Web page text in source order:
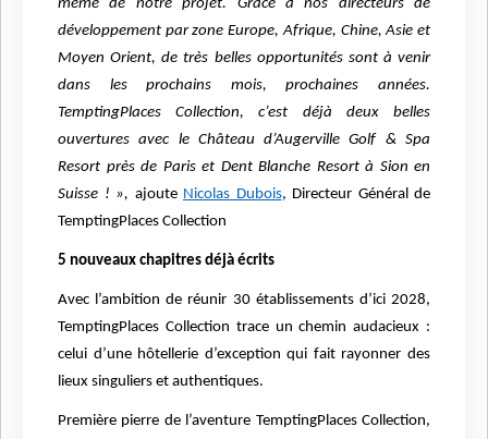
même de notre projet. Grâce à nos directeurs de
développement par zone Europe, Afrique, Chine, Asie et
Moyen Orient, de très belles opportunités sont à venir
dans les prochains mois, prochaines années.
TemptingPlaces Collection, c’est déjà deux belles
ouvertures avec le Château d’Augerville Golf & Spa
Resort près de Paris et Dent Blanche Resort à Sion en
Suisse ! », ajoute Nicolas Dubois, Directeur Général de
TemptingPlaces Collection
5 nouveaux chapitres déjà écrits
Avec l’ambition de réunir 30 établissements d’ici 2028,
TemptingPlaces Collection trace un chemin audacieux :
celui d’une hôtellerie d’exception qui fait rayonner des
lieux singuliers et authentiques.
Première pierre de l’aventure TemptingPlaces Collection,